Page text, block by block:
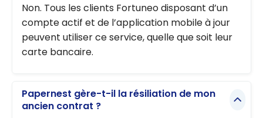
Non. Tous les clients Fortuneo disposant d’un
compte actif et de l’application mobile à jour
peuvent utiliser ce service, quelle que soit leur
carte bancaire.
Papernest gère-t-il la résiliation de mon
ancien contrat ?